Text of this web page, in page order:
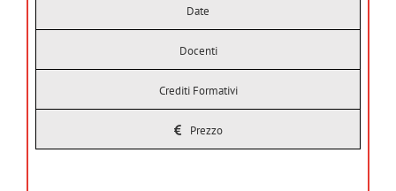
Date
Docenti
Crediti Formativi
Prezzo